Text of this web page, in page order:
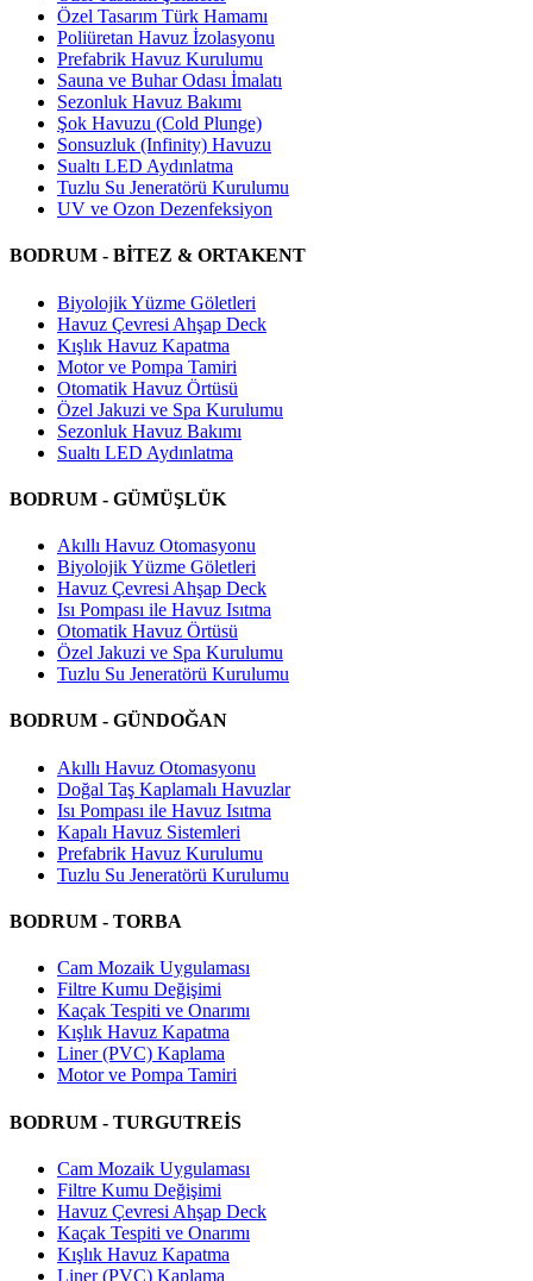
Özel Tasarım Türk Hamamı
Poliüretan Havuz İzolasyonu
Prefabrik Havuz Kurulumu
Sauna ve Buhar Odası İmalatı
Sezonluk Havuz Bakımı
Şok Havuzu (Cold Plunge)
Sonsuzluk (Infinity) Havuzu
Sualtı LED Aydınlatma
Tuzlu Su Jeneratörü Kurulumu
UV ve Ozon Dezenfeksiyon
BODRUM - BİTEZ & ORTAKENT
Biyolojik Yüzme Göletleri
Havuz Çevresi Ahşap Deck
Kışlık Havuz Kapatma
Motor ve Pompa Tamiri
Otomatik Havuz Örtüsü
Özel Jakuzi ve Spa Kurulumu
Sezonluk Havuz Bakımı
Sualtı LED Aydınlatma
BODRUM - GÜMÜŞLÜK
Akıllı Havuz Otomasyonu
Biyolojik Yüzme Göletleri
Havuz Çevresi Ahşap Deck
Isı Pompası ile Havuz Isıtma
Otomatik Havuz Örtüsü
Özel Jakuzi ve Spa Kurulumu
Tuzlu Su Jeneratörü Kurulumu
BODRUM - GÜNDOĞAN
Akıllı Havuz Otomasyonu
Doğal Taş Kaplamalı Havuzlar
Isı Pompası ile Havuz Isıtma
Kapalı Havuz Sistemleri
Prefabrik Havuz Kurulumu
Tuzlu Su Jeneratörü Kurulumu
BODRUM - TORBA
Cam Mozaik Uygulaması
Filtre Kumu Değişimi
Kaçak Tespiti ve Onarımı
Kışlık Havuz Kapatma
Liner (PVC) Kaplama
Motor ve Pompa Tamiri
BODRUM - TURGUTREİS
Cam Mozaik Uygulaması
Filtre Kumu Değişimi
Havuz Çevresi Ahşap Deck
Kaçak Tespiti ve Onarımı
Kışlık Havuz Kapatma
Liner (PVC) Kaplama